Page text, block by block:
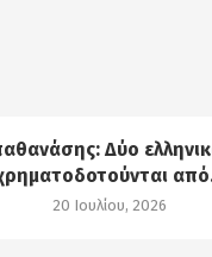
Δύο
20 Ιουλίου, 2026